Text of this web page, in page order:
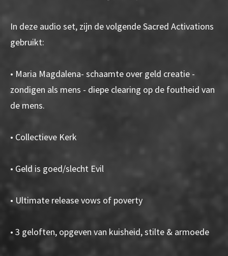
In deze audio set, zijn de volgende Sacred Activations
gebruikt:
• Maria Magdalena- schaamte over geld creatie -
zondigen als mens - diepe clearing op de foutheid van
de mens.
• Collectieve Kerk
• Geld is goed/slecht Evil
• Ultimate release vows of poverty
• 3 geloften, opgeven van kuisheid, stilte & armoede